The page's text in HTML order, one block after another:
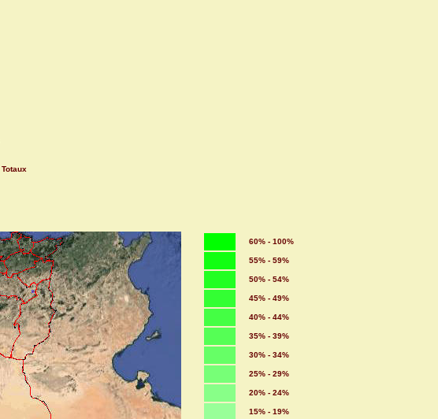
Totaux
60% - 100%
55% - 59%
50% - 54%
45% - 49%
40% - 44%
35% - 39%
30% - 34%
25% - 29%
20% - 24%
15% - 19%